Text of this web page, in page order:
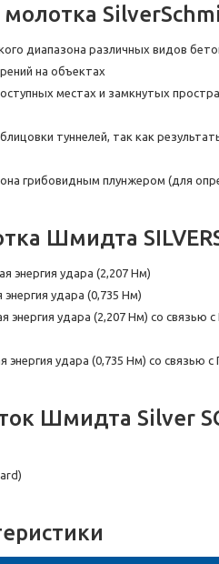
диапазона различных видов
на объектах
местах и замкнутых
туннелей, так как
грибовидным плунжером (для
Шмидта
энергия удара (2,207 Нм)
энергия удара (0,735 Нм)
энергия удара (2,207 Нм) со
энергия удара (0,735 Нм) со связью
Шмидта Silver